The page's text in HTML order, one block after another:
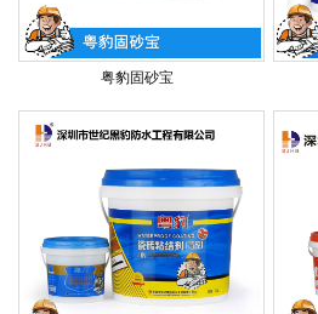
粤豹固砂宝